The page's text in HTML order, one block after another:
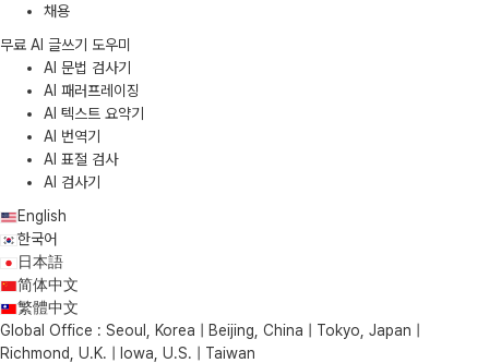
채용
무료 AI 글쓰기 도우미
AI 문법 검사기
AI 패러프레이징
AI 텍스트 요약기
AI 번역기
AI 표절 검사
AI 검사기
English
한국어
日本語
简体中文
繁體中文
Global Office : Seoul, Korea | Beijing, China | Tokyo, Japan |
Richmond, U.K. | Iowa, U.S. | Taiwan